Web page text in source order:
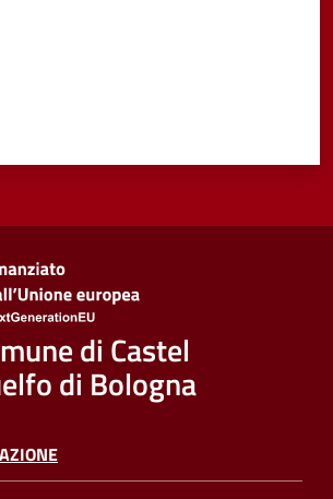
di Castel
di Bologna